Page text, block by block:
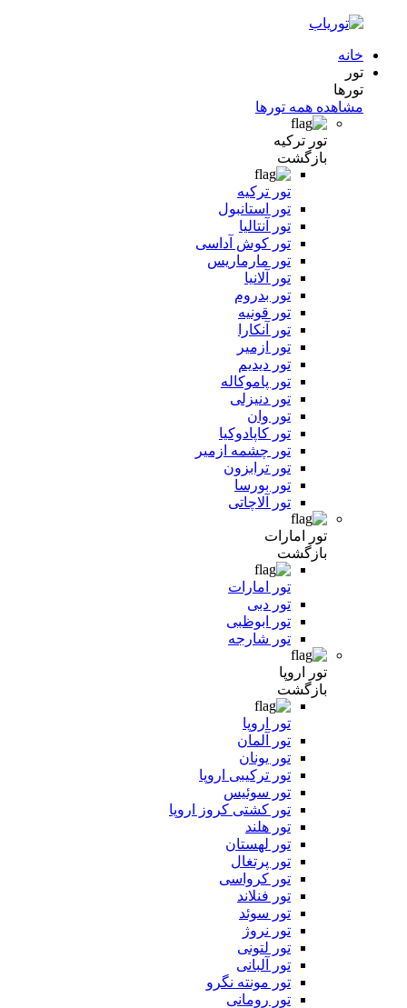
خانه
تور
تورها
مشاهده همه تورها
تور ترکیه
بازگشت
تور ترکیه
تور استانبول
تور آنتالیا
تور کوش آداسی
تور مارماریس
تور آلانیا
تور بدروم
تور قونیه
تور آنکارا
تور ازمیر
تور دیدیم
تور پاموکاله
تور دنیزلی
تور وان
تور کاپادوکیا
تور چشمه ازمیر
تور ترابزون
تور بورسا
تور آلاچاتی
تور امارات
بازگشت
تور امارات
تور دبی
تور ابوظبی
تور شارجه
تور اروپا
بازگشت
تور اروپا
تور آلمان
تور یونان
تور ترکیبی اروپا
تور سوئیس
تور کشتی کروز اروپا
تور هلند
تور لهستان
تور پرتغال
تور کرواسی
تور فنلاند
تور سوئد
تور نروژ
تور لتونی
تور آلبانی
تور مونته نگرو
تور رومانی